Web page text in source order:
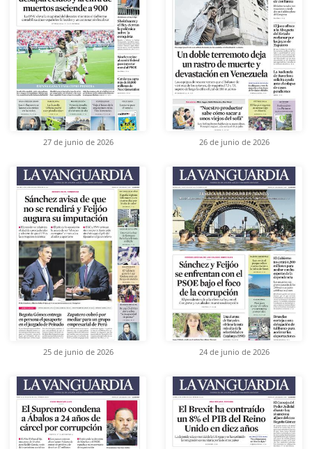
27 de junio de 2026 26 de junio de 2026
25 de junio de 2026 24 de junio de 2026